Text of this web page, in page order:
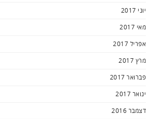
יוני 2017
מאי 2017
אפריל 2017
מרץ 2017
פברואר 2017
ינואר 2017
דצמבר 2016